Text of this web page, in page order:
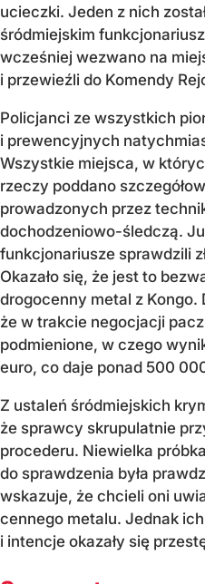
ucieczki. Jeden z nich
śródmiejskim
wcześniej wezwano na
i przewieźli do Komendy
Policjanci ze wszystkich
i prewencyjnych
Wszystkie miejsca, w
rzeczy poddano
prowadzonych przez
dochodzeniowo-śledczą.
funkcjonariusze sprawdzili
Okazało się, że jest to
drogocenny metal z Kongo.
że w trakcie negocjacji
podmienione, w czego
euro, co daje ponad 500
Z ustaleń śródmiejskich
że sprawcy skrupulatnie
procederu. Niewielka
do sprawdzenia była
wskazuje, że chcieli oni
cennego metalu. Jednak
i intencje okazały się